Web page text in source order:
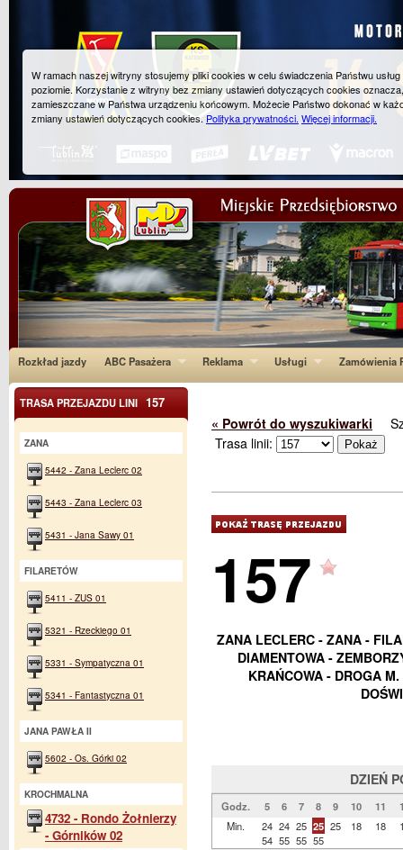
Rozkład jazdy ABC Pasażera Reklama Usługi Zamówienia
« Powrót do wyszukiwarki
Trasa linii:
157
ZANA LECLERC - ZANA -
DIAMENTOWA -
KRAŃCOWA - DROGA
DZIEŃ
Godz. 5 6 7 8 9 10 11
Min.
24
54
24
55
25
55
25
55
25 18 18
TRASA PRZEJAZDU LINI 157
ZANA
5442 - Zana Leclerc 02
5443 - Zana Leclerc 03
5431 - Jana Sawy 01
FILARETÓW
5411 - ZUS 01
5321 - Rzeckiego 01
5331 - Sympatyczna 01
5341 - Fantastyczna 01
JANA PAWŁA II
5602 - Os. Górki 02
KROCHMALNA
4732 - Rondo Żołnierzy
- Górników 02
W ramach naszej witryny stosujemy pliki cookies w celu świadczenia Państwu
poziomie. Korzystanie z witryny bez zmiany ustawień dotyczących cookies
zamieszczane w Państwa urządzeniu końcowym. Możecie Państwo dokonać w
zmiany ustawień dotyczących cookies.Polityka prywatności. Więcej informacji.